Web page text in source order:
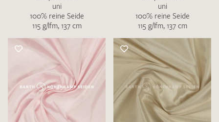
uni
100% reine Seide
115 g/lfm, 137 cm
uni
100% reine Seide
115 g/lfm, 137 cm